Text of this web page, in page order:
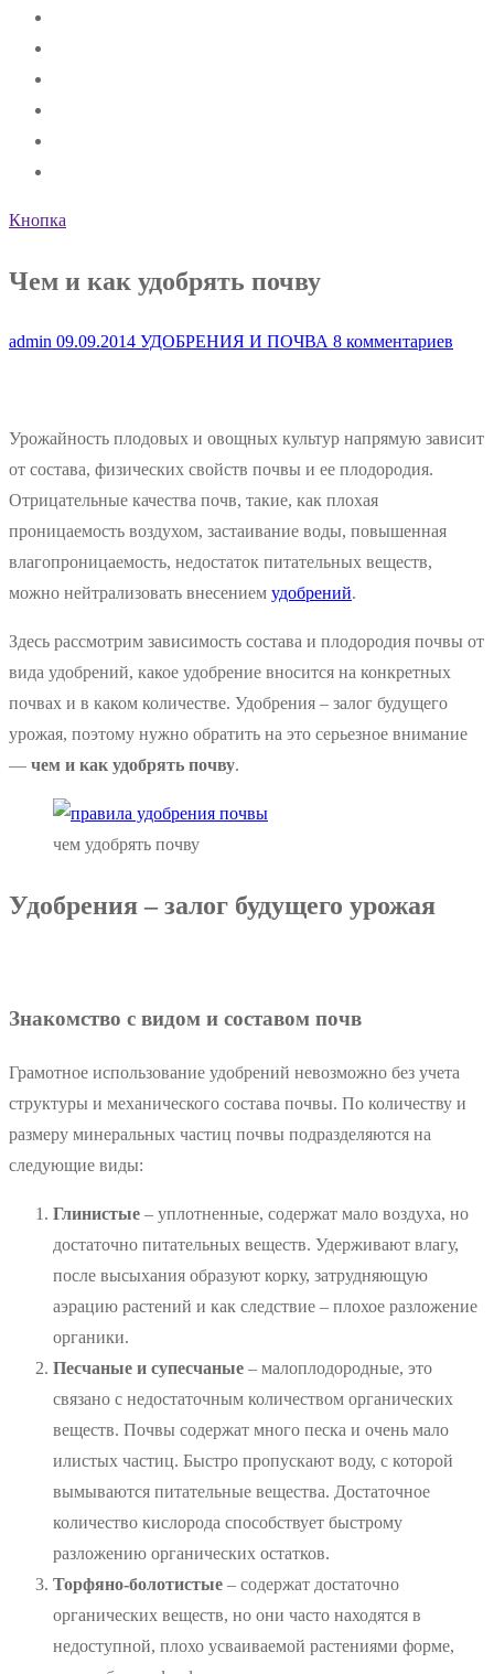
Кнопка
Чем и как удобрять почву
admin 09.09.2014 УДОБРЕНИЯ И ПОЧВА 8 комментариев
Урожайность плодовых и овощных культур напрямую зависит
от состава, физических свойств почвы и ее плодородия.
Отрицательные качества почв, такие, как плохая
проницаемость воздухом, застаивание воды, повышенная
влагопроницаемость, недостаток питательных веществ,
можно нейтрализовать внесением удобрений.
Здесь рассмотрим зависимость состава и плодородия почвы от
вида удобрений, какое удобрение вносится на конкретных
почвах и в каком количестве. Удобрения – залог будущего
урожая, поэтому нужно обратить на это серьезное внимание
— чем и как удобрять почву.
чем удобрять почву
Удобрения – залог будущего урожая
Знакомство с видом и составом почв
Грамотное использование удобрений невозможно без учета
структуры и механического состава почвы. По количеству и
размеру минеральных частиц почвы подразделяются на
следующие виды:
Глинистые – уплотненные, содержат мало воздуха, но
достаточно питательных веществ. Удерживают влагу,
после высыхания образуют корку, затрудняющую
аэрацию растений и как следствие – плохое разложение
органики.
Песчаные и супесчаные – малоплодородные, это
связано с недостаточным количеством органических
веществ. Почвы содержат много песка и очень мало
илистых частиц. Быстро пропускают воду, с которой
вымываются питательные вещества. Достаточное
количество кислорода способствует быстрому
разложению органических остатков.
Торфяно-болотистые – содержат достаточно
органических веществ, но они часто находятся в
недоступной, плохо усваиваемой растениями форме,